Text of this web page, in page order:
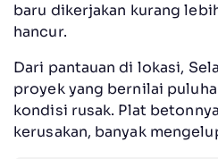
baru dikerjakan kurang
hancur.
Dari pantauan di lokasi,
proyek yang bernilai
kondisi rusak. Plat
kerusakan, banyak